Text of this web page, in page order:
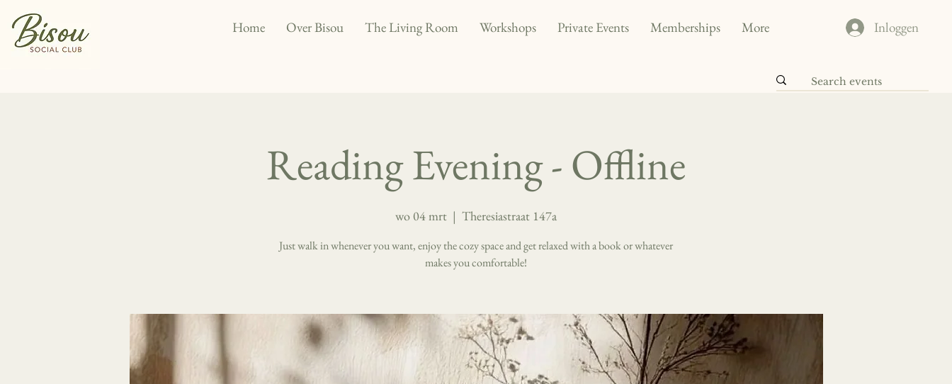
Inloggen
Home Over Bisou The Living Room Workshops Private Events Memberships More
Reading Evening - Offline
wo 04 mrt
  |
Theresiastraat 147a
Just walk in whenever you want, enjoy the cozy space and get relaxed with a book or whatever
makes you comfortable!